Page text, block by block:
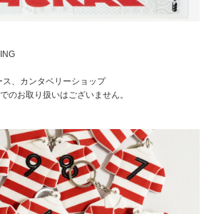
、カンタベリーショップ
お取り扱いはございません。